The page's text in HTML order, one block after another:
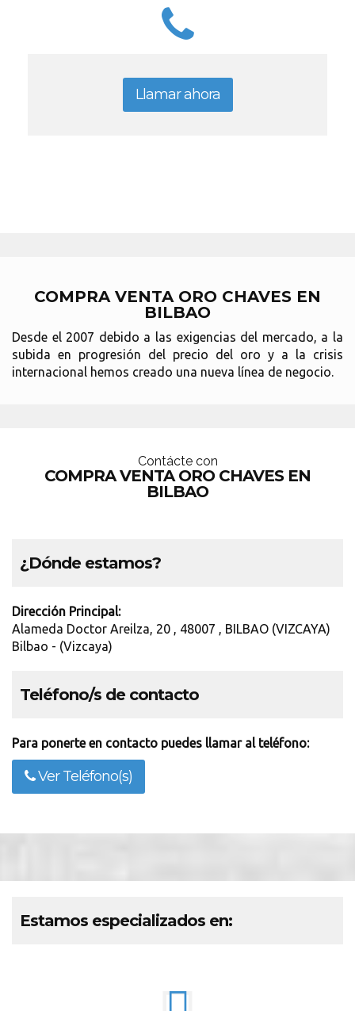
Llamar ahora
COMPRA VENTA ORO CHAVES EN
BILBAO
Desde el 2007 debido a las exigencias del mercado, a la
subida en progresión del precio del oro y a la crisis
internacional hemos creado una nueva línea de negocio.
Contácte con
COMPRA VENTA ORO CHAVES EN
BILBAO
¿Dónde estamos?
Dirección Principal:
Alameda Doctor Areilza, 20 , 48007 , BILBAO (VIZCAYA)
Bilbao - (Vizcaya)
Teléfono/s de contacto
Para ponerte en contacto puedes llamar al teléfono:
Ver Teléfono(s)
Estamos especializados en: